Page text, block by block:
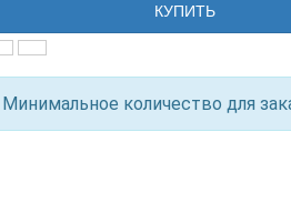
КУПИТЬ
Минимальное количество для